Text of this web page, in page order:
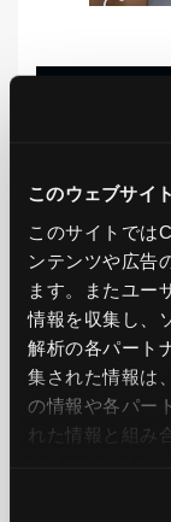
このウェブサイ
このサイトでは
ンテンツや広告
ます。またユー
情報を収集し、
解析の各パート
集された情報は
の情報や各パー
れた情報と組み
CATEGORY
AWS